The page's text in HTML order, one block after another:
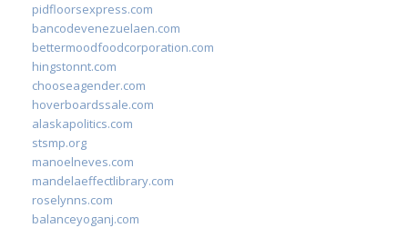
pidfloorsexpress.com
bancodevenezuelaen.com
bettermoodfoodcorporation.com
hingstonnt.com
chooseagender.com
hoverboardssale.com
alaskapolitics.com
stsmp.org
manoelneves.com
mandelaeffectlibrary.com
roselynns.com
balanceyoganj.com